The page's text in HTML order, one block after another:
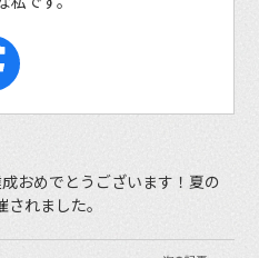
おめでとうございます！夏の
れました。